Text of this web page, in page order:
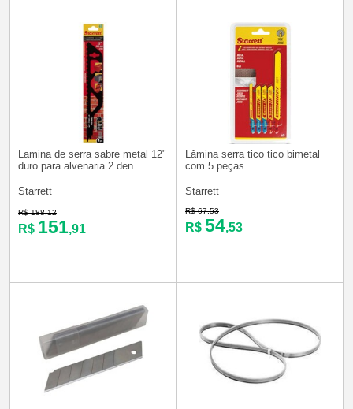
Lamina de serra sabre metal 12"
duro para alvenaria 2 den...
Starrett
R$ 188,12
R$ 151,91
Lâmina serra tico tico bimetal
com 5 peças
Starrett
R$ 67,53
R$ 54,53